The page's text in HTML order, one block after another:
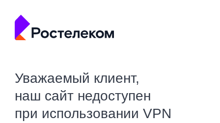
Уважаемый клиент,
наш сайт недоступен
при использовании VPN